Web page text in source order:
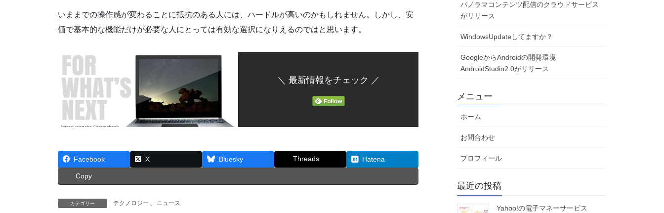
いままでの操作感が変わることに抵抗のある人には、ハードルが高いのかもしれません。しかし、安
価で基本的な機能だけが必要な人にとっては有効な選択になりえるのではと思います。
＼ 最新情報をチェック ／
Facebook X Bluesky Threads Hatena
Copy
カテゴリー テクノロジー 、 ニュース
パノラマコンテンツ配信のクラウドサービス
がリリース
WindowsUpdateしてますか？
GoogleからAndroidの開発環境
AndroidStudio2.0がリリース
メニュー
ホーム
お問合わせ
プロフィール
最近の投稿
Yahoo!の電子マネーサービス